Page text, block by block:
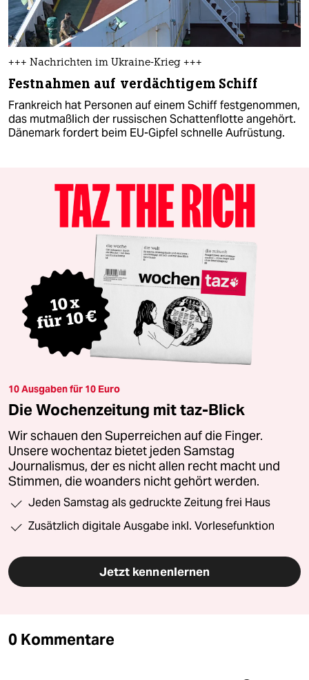
+++ Nachrichten im Ukraine-Krieg +++
Festnahmen auf verdächtigem Schiff
Frankreich hat Personen auf einem Schiff festgenommen,
das mutmaßlich der russischen Schattenflotte angehört.
Dänemark fordert beim EU-Gipfel schnelle Aufrüstung.
10 Ausgaben für 10 Euro
Die Wochenzeitung mit taz-Blick
Wir schauen den Superreichen auf die Finger.
Unsere wochentaz bietet jeden Samstag
Journalismus, der es nicht allen recht macht und
Stimmen, die woanders nicht gehört werden.
Jeden Samstag als gedruckte Zeitung frei Haus
Zusätzlich digitale Ausgabe inkl. Vorlesefunktion
Jetzt kennenlernen
0 Kommentare